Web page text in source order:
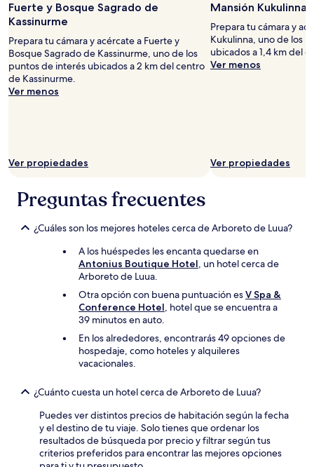
Fuerte y Bosque Sagrado de
Kassinurme
Prepara tu cámara y acércate a Fuerte y
Bosque Sagrado de Kassinurme, uno de los
puntos de interés ubicados a 2 km del centro
de Kassinurme.
Ver menos
Ver propiedades
Mansión Kukulinna
Prepara tu cámara y
Kukulinna, uno de los
ubicados a 1,4 km del
Ver menos
Ver propiedades
Preguntas frecuentes
¿Cuáles son los mejores hoteles cerca de Arboreto de Luua?
A los huéspedes les encanta quedarse en
Antonius Boutique Hotel, un hotel cerca de
Arboreto de Luua.
Otra opción con buena puntuación esV Spa &
Conference Hotel, hotel que se encuentra a
39 minutos en auto.
En los alrededores, encontrarás 49 opciones de
hospedaje, como hoteles y alquileres
vacacionales.
¿Cuánto cuesta un hotel cerca de Arboreto de Luua?
Puedes ver distintos precios de habitación según la fecha
y el destino de tu viaje. Solo tienes que ordenar los
resultados de búsqueda por precio y filtrar según tus
criterios preferidos para encontrar las mejores opciones